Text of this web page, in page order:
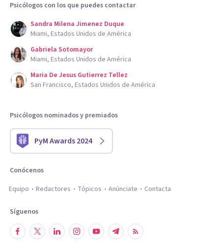
Psicólogos con los que puedes contactar
Sandra Milena Jimenez Duque
Miami, Estados Unidos de América
Gabriela Sotomayor
Miami, Estados Unidos de América
Maria De Jesus Gutierrez Tellez
San Francisco, Estados Unidos de América
Psicólogos nominados y premiados
PyM Awards 2024
Conócenos
Equipo
Redactores Tópicos Anúnciate Contacta
Síguenos